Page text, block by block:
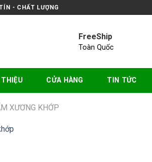
- CHẤT LƯỢNG
FreeShip
Toàn Quốc
THIỆU CỬA HÀNG TIN TỨC
XƯƠNG KHỚP